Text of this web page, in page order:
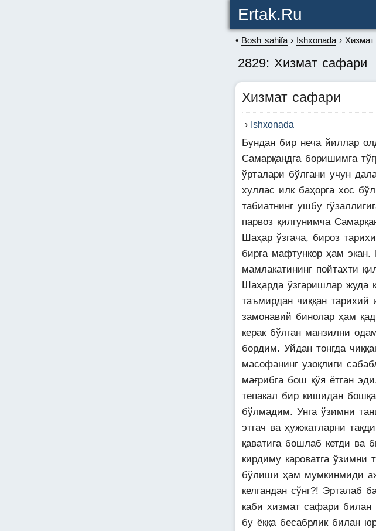
Ertak.ru
Bosh sahifa Ishxonada
2829: Хизмат сафари
Хизмат сафари
Ishxonada
Бундан бир неча йиллар
Самарқандга боришимга
ўрталари бўлгани учун
хуллас илк баҳорга хос
табиатнинг ушбу
парвоз қилгунимча
Шаҳар ўзгача, бироз
бирга мафтункор ҳам
мамлакатининг пойтахти
Шаҳарда ўзгаришлар жуда
таъмирдан чиққан
замонавий бинолар ҳам
керак бўлган манзилни
бордим. Уйдан тонгда
масофанинг узоқлиги
мағрибга бош қўя ётган
тепакал бир кишидан
бўлмадим. Унга ўзимни
этгач ва ҳужжатларни
қаватига бошлаб кетди ва
кирдиму кароватга ўзимни
бўлиши ҳам мумкинмиди
келгандан сўнг?! Эрталаб
каби хизмат сафари билан
бу ёққа бесабрлик билан